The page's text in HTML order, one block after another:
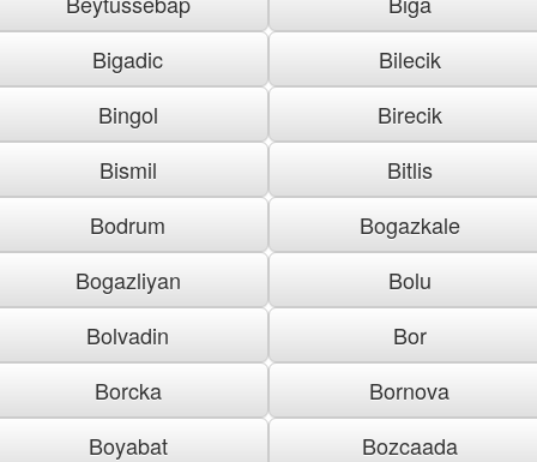
Bigadic
Bilecik
Bingol
Birecik
Bismil
Bitlis
Bodrum
Bogazkale
Bogazliyan
Bolu
Bolvadin
Bor
Borcka
Bornova
Boyabat
Bozcaada